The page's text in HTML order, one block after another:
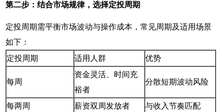
第二步：结合市场规律，选择定投周期
定投周期需平衡市场波动与操作成本，常见周期及适用场景
如下：
定投周期
适用人群 优势
每周
资金灵活、时间充
裕者
分散短期波动风险
每两周 薪资双周发放者 与收入节奏匹配